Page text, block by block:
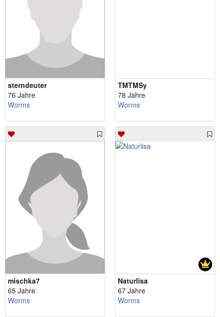
sterndeuter
76 Jahre
Worms
TMTMSy
78 Jahre
Worms
mischka7
65 Jahre
Worms
Naturlisa
67 Jahre
Worms